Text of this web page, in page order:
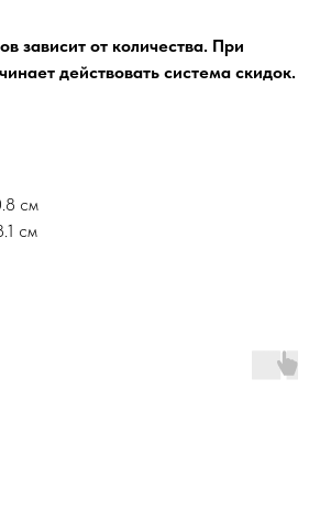
зависит от количества. При
действовать система скидок.
cм
см